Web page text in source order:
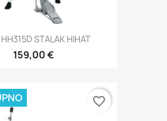
STALAK HIHAT
159,00 €
favorite_border